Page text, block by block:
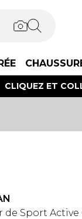
CLIQUEZ ET
de Sport Active